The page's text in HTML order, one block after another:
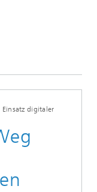
Einsatz digitaler